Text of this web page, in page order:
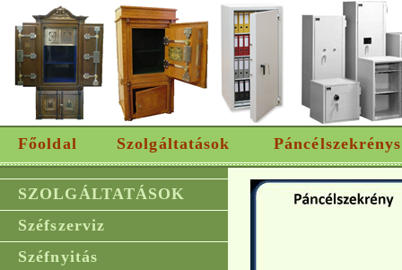
Főoldal Szolgáltatások
SZOLGÁLTATÁSOK
Széfszerviz
Széfnyitás